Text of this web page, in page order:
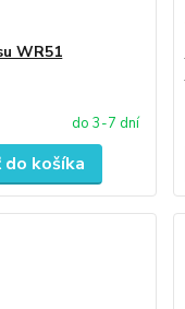
WR51
do 3-7 dní
do košíka